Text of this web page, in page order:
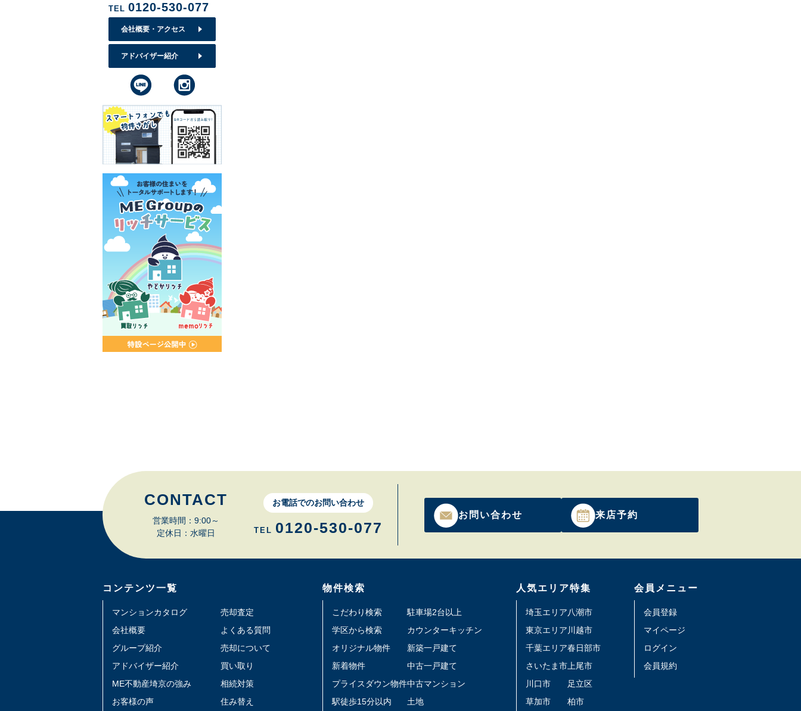
TEL 0120-530-077
会社概要・アクセス
アドバイザー紹介
CONTACT
営業時間：9:00～
定休日：水曜日
お電話でのお問い合わせ
TEL 0120-530-077
お問い合わせ 来店予約
コンテンツ一覧
マンションカタログ
会社概要
グループ紹介
アドバイザー紹介
ME不動産埼京の強み
お客様の声
売却査定
よくある質問
売却について
買い取り
相続対策
住み替え
物件検索
こだわり検索
学区から検索
オリジナル物件
新着物件
プライスダウン物件
駅徒歩15分以内
駐車場2台以上
カウンターキッチン
新築一戸建て
中古一戸建て
中古マンション
土地
人気エリア特集
埼玉エリア
東京エリア
千葉エリア
さいたま市
川口市
草加市
八潮市
川越市
春日部市
上尾市
足立区
柏市
会員メニュー
会員登録
マイページ
ログイン
会員規約